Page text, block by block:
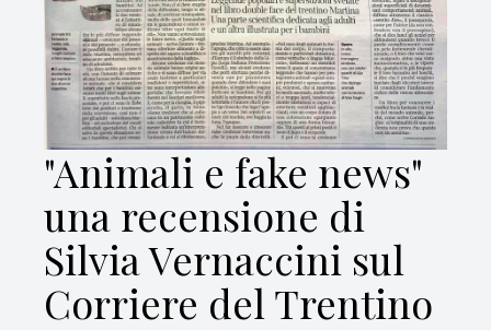
"Animali e fake news"
una recensione di
Silvia Vernaccini sul
Corriere del Trentino